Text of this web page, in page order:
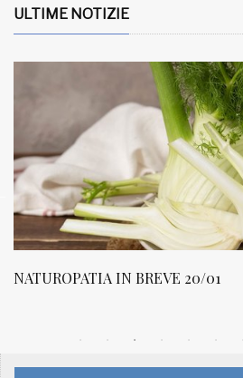
ULTIME NOTIZIE
NATUROPATIA IN BREVE